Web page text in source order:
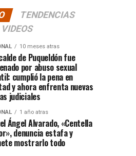
TENDENCIAS
VIDEOS
10 meses atras
de Puqueldón fue
por abuso sexual
cumplió la pena en
y ahora enfrenta nuevas
judiciales
1 año atras
Ángel Alvarado, «Centella
denuncia estafa y
mostrarlo todo